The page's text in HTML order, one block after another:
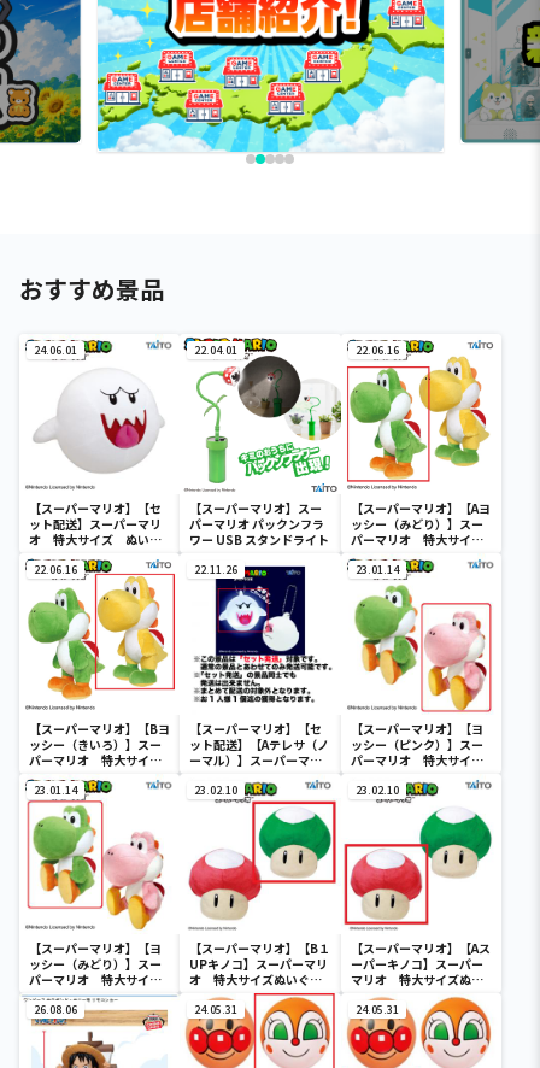
おすすめ景品
24.06.01
【スーパーマリオ】【セ
ット配送】スーパーマリ
オ 特大サイズ ぬいぐ
るみ テレサ
22.04.01
【スーパーマリオ】スー
パーマリオ パックンフラ
ワー USB スタンドライト
22.06.16
【スーパーマリオ】【Aヨ
ッシー（みどり）】スー
パーマリオ 特大サイ
ズ ぬいぐるみ ヨッシ
ー（立ちポーズ）
22.06.16
【スーパーマリオ】【Bヨ
ッシー（きいろ）】スー
パーマリオ 特大サイ
ズ ぬいぐるみ ヨッシ
ー（立ちポーズ）
22.11.26
【スーパーマリオ】【セ
ット配送】【Aテレサ（ノ
ーマル）】スーパーマリ
ィギュア
23.01.14
【スーパーマリオ】【ヨ
ッシー（ピンク）】スー
パーマリオ 特大サイズ
ッシー
23.01.14
【スーパーマリオ】【ヨ
ッシー（みどり）】スー
パーマリオ 特大サイズ
ぬいぐるみ おすわりヨ
ッシー
23.02.10
【スーパーマリオ】【B１
UPキノコ】スーパーマリ
オ 特大サイズぬいぐる
み スーパーキノコ/１UP
キノコ
23.02.10
【スーパーマリオ】【Aス
ーパーキノコ】スーパー
マリオ 特大サイズぬい
ぐるみ スーパーキノコ/１
UPキノコ
26.08.06 24.05.31 24.05.31